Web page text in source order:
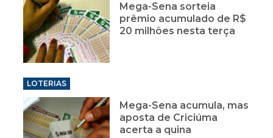
Mega-Sena sorteia
prêmio acumulado de R$
20 milhões nesta terça
LOTERIAS
Mega-Sena acumula, mas
aposta de Criciúma
acerta a quina